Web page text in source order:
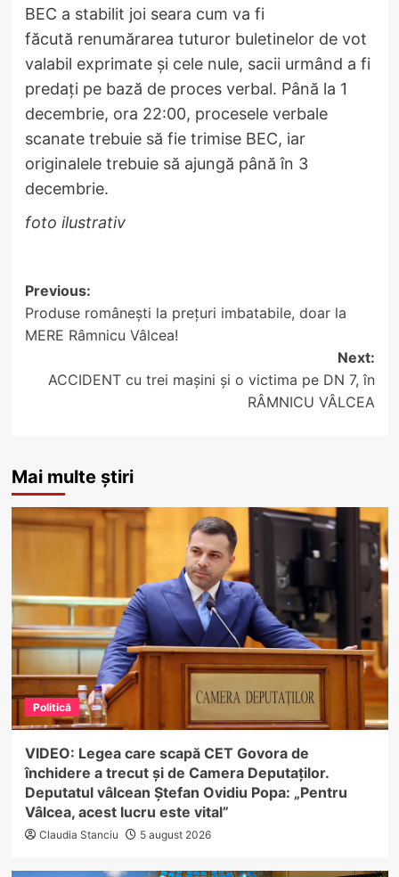
BEC a stabilit joi seara cum va fi
făcută renumărarea tuturor buletinelor de vot
valabil exprimate și cele nule, sacii urmând a fi
predați pe bază de proces verbal. Până la 1
decembrie, ora 22:00, procesele verbale
scanate trebuie să fie trimise BEC, iar
originalele trebuie să ajungă până în 3
decembrie.
foto ilustrativ
Post
navigation
Previous:
Produse românești la prețuri imbatabile, doar la
MERE Râmnicu Vâlcea!
Next:
ACCIDENT cu trei mașini și o victima pe DN 7, în
RÂMNICU VÂLCEA
Mai multe știri
Politică
VIDEO: Legea care scapă CET Govora de
închidere a trecut și de Camera Deputaților.
Deputatul vâlcean Ștefan Ovidiu Popa: „Pentru
Vâlcea, acest lucru este vital”
Claudia Stanciu 5 august 2026